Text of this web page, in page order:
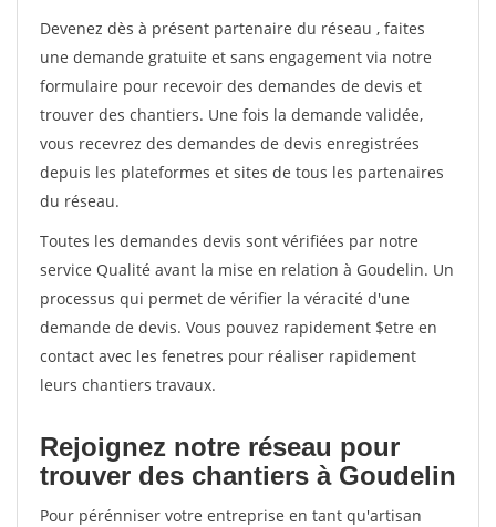
Devenez dès à présent partenaire du réseau , faites
une demande gratuite et sans engagement via notre
formulaire pour recevoir des demandes de devis et
trouver des chantiers. Une fois la demande validée,
vous recevrez des demandes de devis enregistrées
depuis les plateformes et sites de tous les partenaires
du réseau.
Toutes les demandes devis sont vérifiées par notre
service Qualité avant la mise en relation à Goudelin. Un
processus qui permet de vérifier la véracité d'une
demande de devis. Vous pouvez rapidement $etre en
contact avec les fenetres pour réaliser rapidement
leurs chantiers travaux.
Rejoignez notre réseau pour
trouver des chantiers à Goudelin
Pour pérénniser votre entreprise en tant qu'artisan